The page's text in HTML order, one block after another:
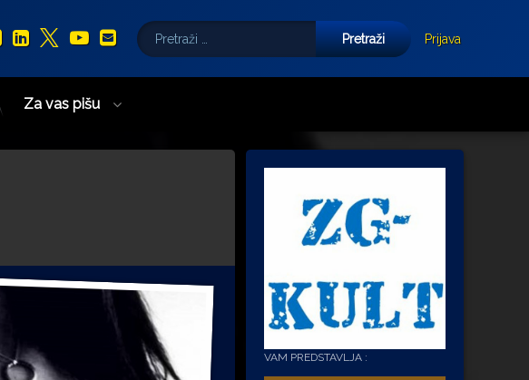
Facebook
LinkedIn
X.com
YouTube
E-mail
Pretraži:
Prijava
Za vas pišu
VAM PREDSTAVLJA :